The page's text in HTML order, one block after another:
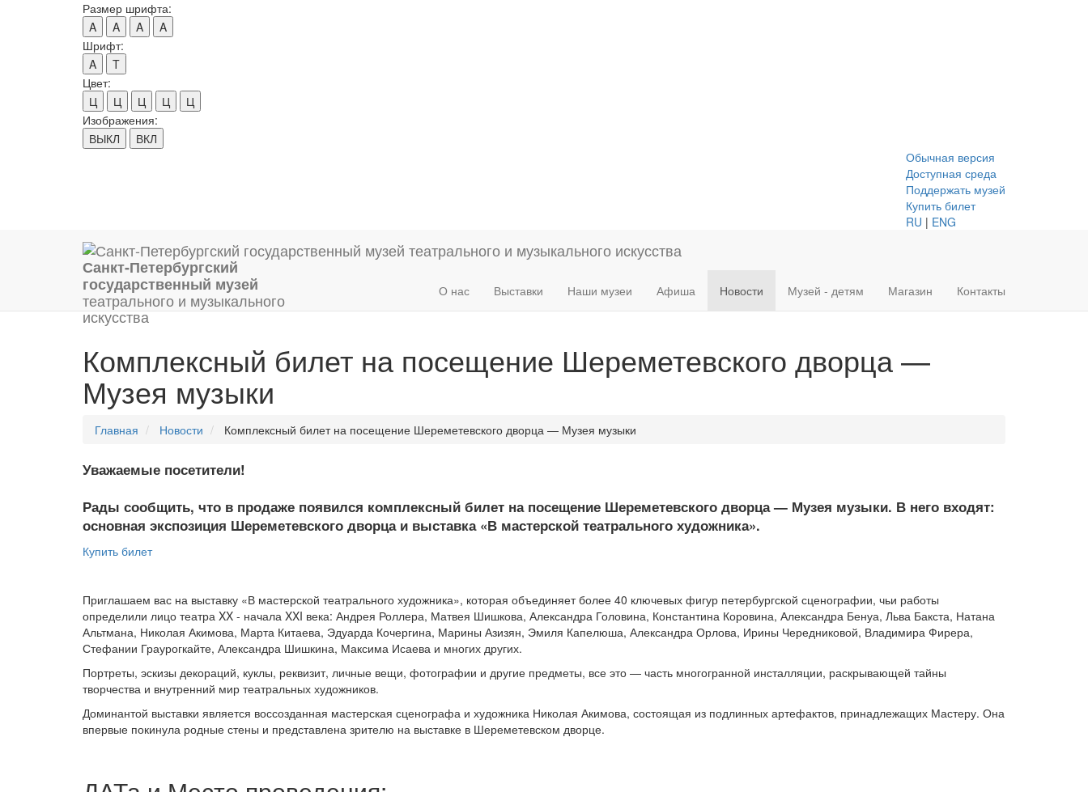
Размер шрифта:
A
A A
A
Шрифт:
A
T
Цвет:
Ц
Ц Ц Ц
Ц
Изображения:
ВЫКЛ
ВКЛ
Обычная версия
Доступная среда
Поддержать музей
Купить билет
RU | ENG
Санкт-Петербургский
государственный музей
театрального и музыкального
искусства
О нас Выставки Наши музеи Афиша Новости Музей - детям Магазин Контакты
Комплексный билет на посещение Шереметевского дворца —
Музея музыки
Главная Новости Комплексный билет на посещение Шереметевского дворца — Музея музыки
Уважаемые посетители!
Рады сообщить, что в продаже появился комплексный билет на посещение Шереметевского дворца — Музея музыки. В него входят:
основная экспозиция Шереметевского дворца и выставка «В мастерской театрального художника».
Купить билет
Приглашаем вас на выставку «В мастерской театрального художника», которая объединяет более 40 ключевых фигур петербургской сценографии, чьи работы
определили лицо театра XX - начала XXI века: Андрея Роллера, Матвея Шишкова, Александра Головина, Константина Коровина, Александра Бенуа, Льва Бакста, Натана
Альтмана, Николая Акимова, Марта Китаева, Эдуарда Кочергина, Марины Азизян, Эмиля Капелюша, Александра Орлова, Ирины Чередниковой, Владимира Фирера,
Стефании Граурогкайте, Александра Шишкина, Максима Исаева и многих других.
Портреты, эскизы декораций, куклы, реквизит, личные вещи, фотографии и другие предметы, все это — часть многогранной инсталляции, раскрывающей тайны
творчества и внутренний мир театральных художников.
Доминантой выставки является воссозданная мастерская сценографа и художника Николая Акимова, состоящая из подлинных артефактов, принадлежащих Мастеру. Она
впервые покинула родные стены и представлена зрителю на выставке в Шереметевском дворце.